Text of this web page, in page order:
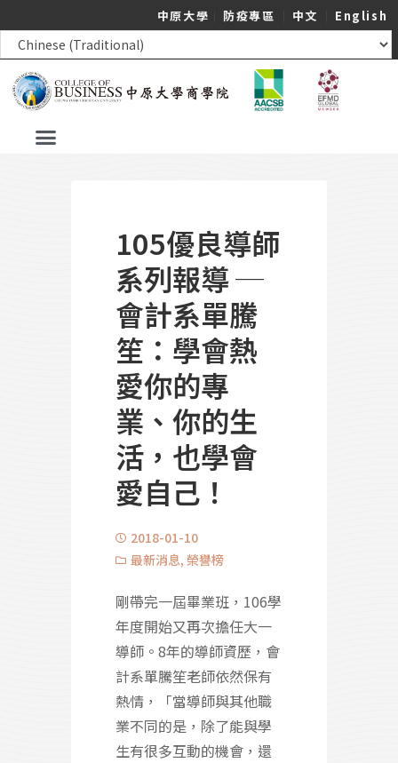
中原大學 防疫專區 中文 English
105優良導師
系列報導 ─
會計系單騰
笙：學會熱
愛你的專
業、你的生
活，也學會
愛自己！
2018-01-10
最新消息, 榮譽榜
剛帶完一屆畢業班，106學
年度開始又再次擔任大一
導師。8年的導師資歷，會
計系單騰笙老師依然保有
熱情，「當導師與其他職
業不同的是，除了能與學
生有很多互動的機會，還